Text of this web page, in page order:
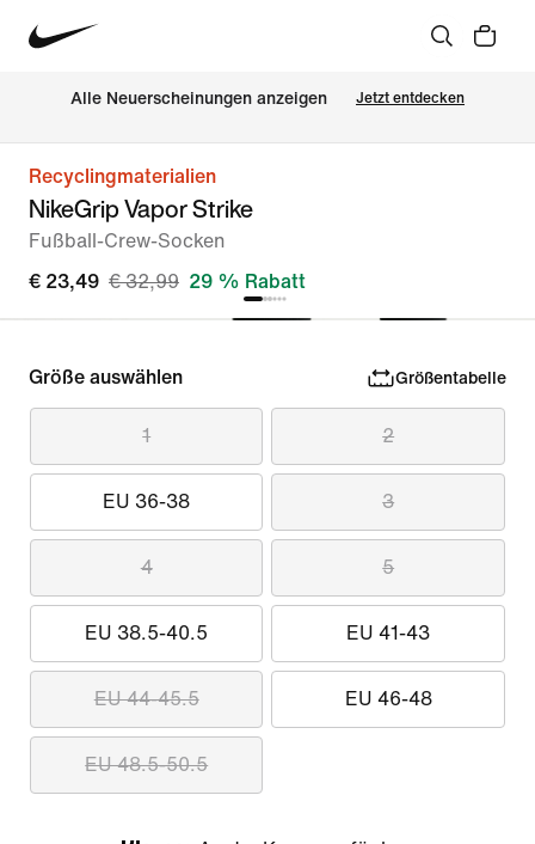
Alle Neuerscheinungen anzeigen Jetzt entdecken
Recyclingmaterialien
NikeGrip Vapor Strike
Fußball-Crew-Socken
€ 23,49 € 32,99 29 % Rabatt
Größe auswählen Größentabelle
1 2
EU 36-38 3
4 5
EU 38.5-40.5 EU 41-43
EU 44-45.5 EU 46-48
EU 48.5-50.5